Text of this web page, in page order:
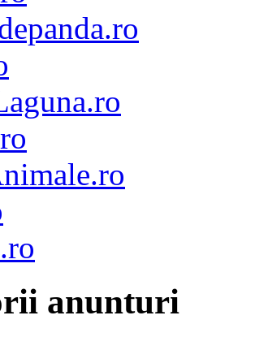
anunturi